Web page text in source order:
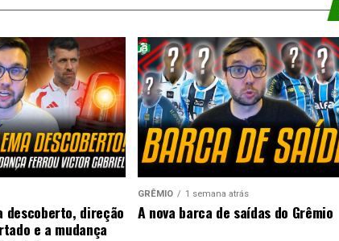
descoberto, direção
e a mudança
GRÊMIO 1 semana atrás
A nova barca de saídas do Grêmio